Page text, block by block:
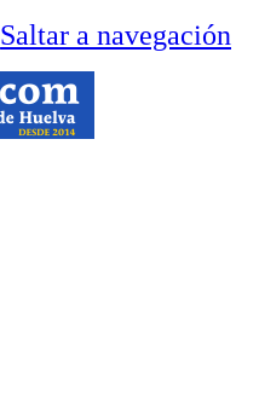
Saltar a navegación